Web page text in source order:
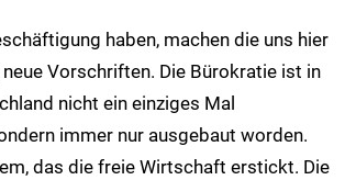
haben, machen die uns hier
Vorschriften. Die Bürokratie ist in
nicht ein einziges Mal
immer nur ausgebaut worden.
das die freie Wirtschaft erstickt. Die